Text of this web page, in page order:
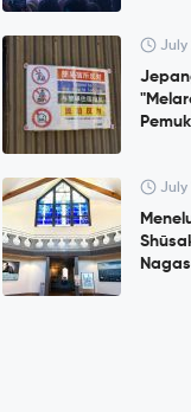
July
July